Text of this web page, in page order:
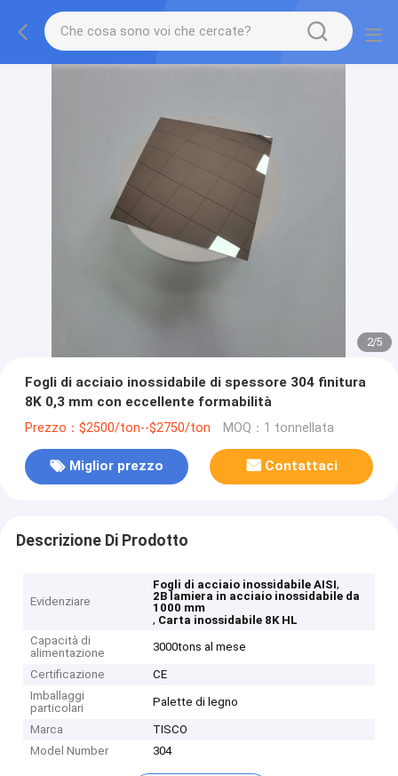
2/5
Fogli di acciaio inossidabile di spessore 304 finitura
8K 0,3 mm con eccellente formabilità
Prezzo：$2500/ton--$2750/ton MOQ：1 tonnellata
Miglior prezzo Contattaci
Descrizione Di Prodotto
Evidenziare
Fogli di acciaio inossidabile AISI,
2B lamiera in acciaio inossidabile da
1000 mm
, Carta inossidabile 8K HL
Capacità di
alimentazione
3000tons al mese
Certificazione
CE
Imballaggi
particolari
Palette di legno
Marca
TISCO
Model Number
304